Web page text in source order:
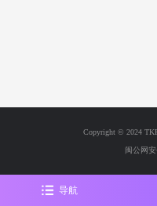
Copyright © 2024
闽公网安
导航